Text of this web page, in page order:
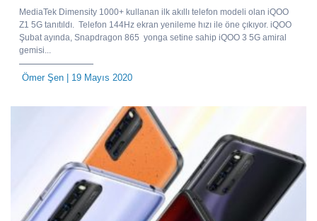
MediaTek Dimensity 1000+ kullanan ilk akıllı telefon modeli olan iQOO
Z1 5G tanıtıldı. Telefon 144Hz ekran yenileme hızı ile öne çıkıyor. iQOO
Şubat ayında, Snapdragon 865 yonga setine sahip iQOO 3 5G amiral
gemisi...
Ömer Şen | 19 Mayıs 2020